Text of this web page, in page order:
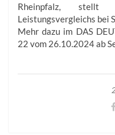
Rheinpfalz, stellt
Leistungsvergleichs bei
Mehr dazu im DAS
22 vom 26.10.2024 ab